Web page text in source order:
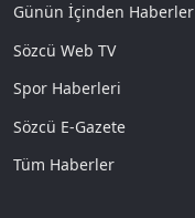
Günün İçinden Haberler
Sözcü Web TV
Spor Haberleri
Sözcü E-Gazete
Tüm Haberler